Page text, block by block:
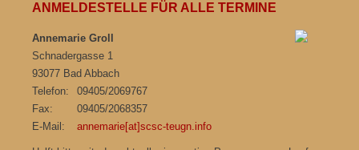
ANMELDESTELLE FÜR ALLE TERMINE
Annemarie Groll
Schnadergasse 1
93077 Bad Abbach
Telefon:
09405/2069767
Fax:
09405/2068357
E-Mail:
annemarie[at]scsc-teugn.info